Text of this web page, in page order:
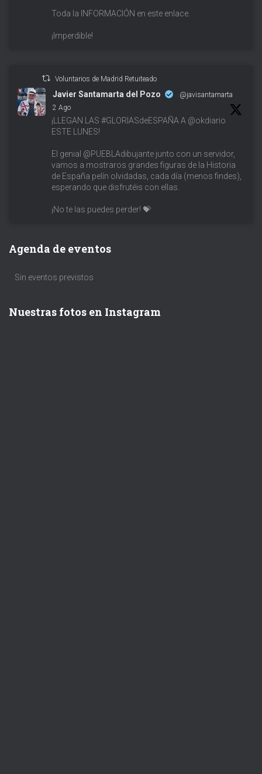
Toda la INFORMACIÓN en este enlace.
¡Imperdible!
Voluntarios de Madrid Retuiteado
Javier Santamarta del Pozo @javisantamarta
·
2 Ago
¡LLEGAN LAS #GLORIASdeESPAÑA A @okdiario
ESTE LUNES!
El genial @PUEBLAdibujante junto con un servidor,
vamos a mostraros grandes figuras de la Historia
de España pelín olvidadas, cada día (menos findes),
esperando que disfrutéis con ellas.
¡No te las puedes perder! 💝
Agenda de eventos
Sin eventos previstos
Nuestras fotos en Instagram